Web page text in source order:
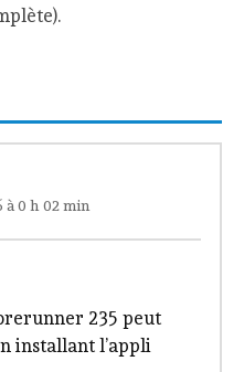
à 0 h 02 min
235 peut
installant l’appli